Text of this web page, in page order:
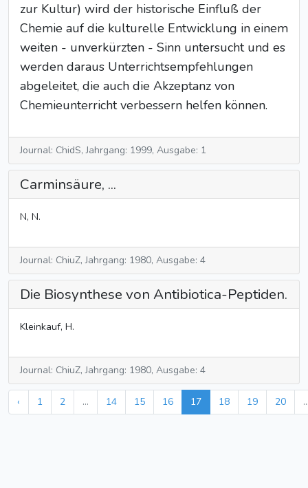
zur Kultur) wird der historische Einfluß der
Chemie auf die kulturelle Entwicklung in einem
weiten - unverkürzten - Sinn untersucht und es
werden daraus Unterrichtsempfehlungen
abgeleitet, die auch die Akzeptanz von
Chemieunterricht verbessern helfen können.
Journal: ChidS, Jahrgang: 1999, Ausgabe: 1
Carminsäure, ...
N, N.
Journal: ChiuZ, Jahrgang: 1980, Ausgabe: 4
Die Biosynthese von Antibiotica-Peptiden.
Kleinkauf, H.
Journal: ChiuZ, Jahrgang: 1980, Ausgabe: 4
‹ 1 2 ... 14 15 16 17 18 19 20